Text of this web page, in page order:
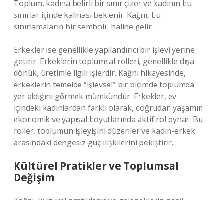
Toplum, kadına belirli bir sınır çizer ve kadının bu
sınırlar içinde kalması beklenir. Kağnı, bu
sınırlamaların bir sembolü haline gelir.
Erkekler ise genellikle yapılandırıcı bir işlevi yerine
getirir. Erkeklerin toplumsal rolleri, genellikle dışa
dönük, üretimle ilgili işlerdir. Kağnı hikayesinde,
erkeklerin temelde “işlevsel” bir biçimde toplumda
yer aldığını görmek mümkündür. Erkekler, ev
içindeki kadınlardan farklı olarak, doğrudan yaşamın
ekonomik ve yapısal boyutlarında aktif rol oynar. Bu
roller, toplumun işleyişini düzenler ve kadın-erkek
arasındaki dengesiz güç ilişkilerini pekiştirir.
Kültürel Pratikler ve Toplumsal
Değişim